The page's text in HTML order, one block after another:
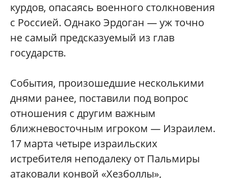
курдов, опасаясь военного столкновения
с Россией. Однако Эрдоган — уж точно
не самый предсказуемый из глав
государств.
События, произошедшие несколькими
днями ранее, поставили под вопрос
отношения с другим важным
ближневосточным игроком — Израилем.
17 марта четыре израильских
истребителя неподалеку от Пальмиры
атаковали конвой «Хезболлы»,